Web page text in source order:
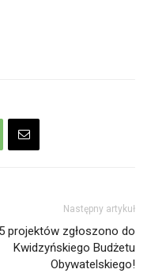
Następny artykuł
projektów zgłoszono do
Kwidzyńskiego Budżetu
Obywatelskiego!